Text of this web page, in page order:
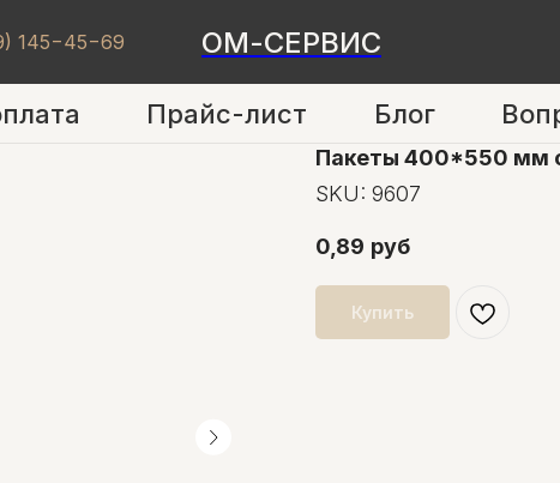
145−45−69 ОМ-СЕРВИС
Прайс-лист Блог
Пакеты 400*550 мм
SKU: 9607
0,89 руб
Купить